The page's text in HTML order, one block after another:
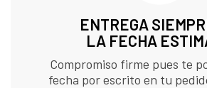
ENTREGA
LA FECHA
Compromiso firme pues te
fecha por escrito en tu